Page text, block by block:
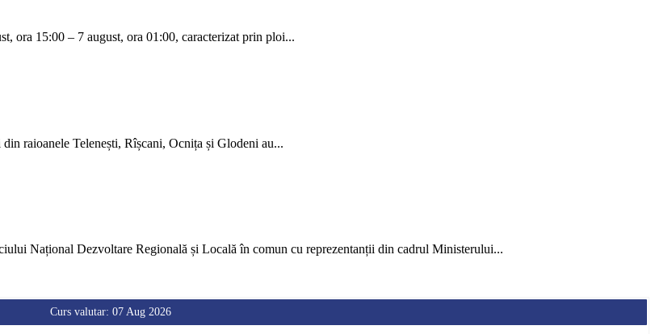
ora 15:00 – 7 august, ora 01:00, caracterizat prin ploi...
raioanele Telenești, Rîșcani, Ocnița și Glodeni au...
Național Dezvoltare Regională și Locală în comun cu reprezentanții din cadrul Ministerului...
Curs valutar: 07 Aug 2026